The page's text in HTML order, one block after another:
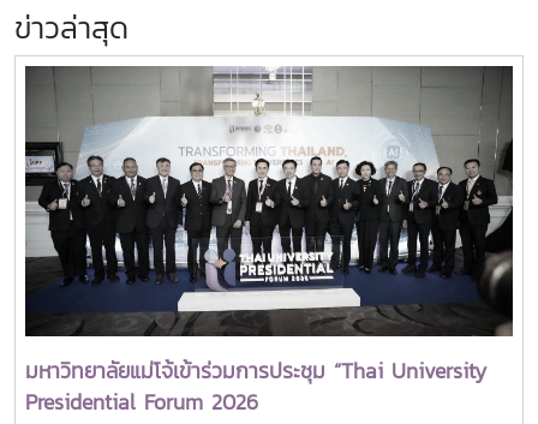
ข่าวล่าสุด
มหาวิทยาลัยแม่โจ้เข้าร่วมการประชุม “Thai University
Presidential Forum 2026